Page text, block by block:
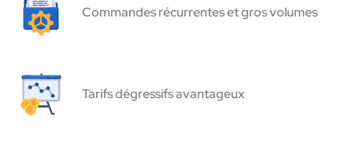
Commandes récurrentes et gros volumes
Tarifs dégressifs avantageux